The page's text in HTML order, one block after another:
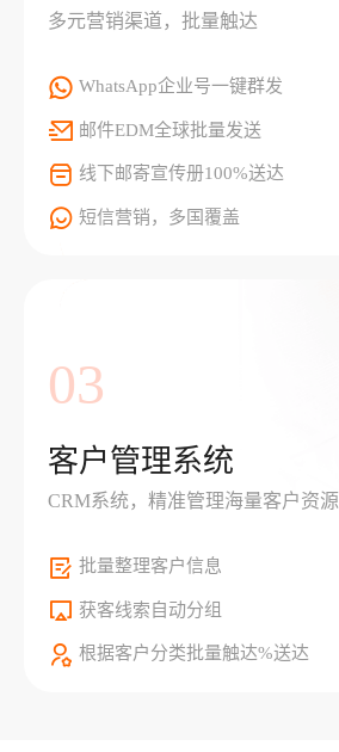
多元营销渠道，批量触达
WhatsApp企业号一键群发
邮件EDM全球批量发送
线下邮寄宣传册100%送达
短信营销，多国覆盖
03
客户管理系统
CRM系统，精准管理海量客户资源
批量整理客户信息
获客线索自动分组
根据客户分类批量触达%送达